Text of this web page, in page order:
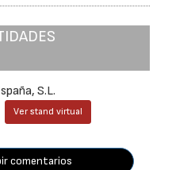
S.L.
Ver stand virtual
comentarios